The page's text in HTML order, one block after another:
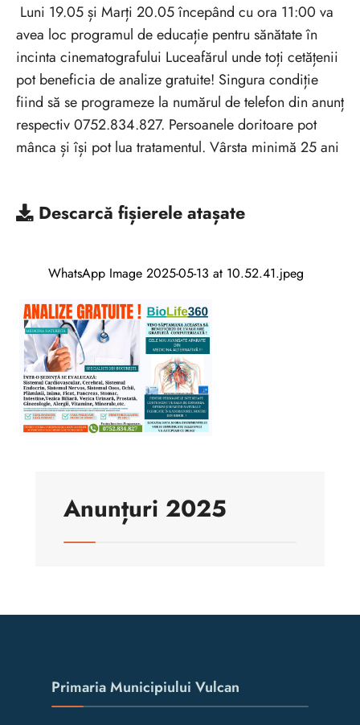
Luni 19.05 și Marți 20.05 începând cu ora 11:00 va
avea loc programul de educație pentru sănătate în
incinta cinematografului Luceafărul unde toți cetățenii
pot beneficia de analize gratuite! Singura condiție
fiind să se programeze la numărul de telefon din anunț
respectiv 0752.834.827. Persoanele doritoare pot
mânca și își pot lua tratamentul. Vârsta minimă 25 ani
Descarcă fișierele atașate
WhatsApp Image 2025-05-13 at 10.52.41.jpeg
Anunțuri 2025
Primaria Municipiului Vulcan